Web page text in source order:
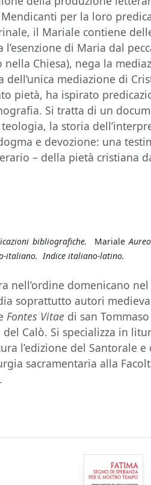
per la loro
il Mariale contiene
di Maria dal
Chiesa), nega la
mediazione di
pietà, ha ispirato
Si tratta di un
la storia
e devozione: una
– della pietà cristiana
bibliografiche. Mariale
italiano. Indice italiano-latino.
nell’ordine domenicano nel
soprattutto autori
Fontes Vitae di san Tommaso
Calò. Si specializza in
l’edizione del Santorale e
sacramentaria alla